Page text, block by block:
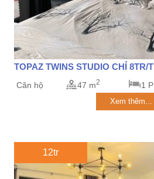
TOPAZ TWINS STUDIO CHỈ 8TR/
Căn hộ 47 m2 1
Xem thêm...
12tr